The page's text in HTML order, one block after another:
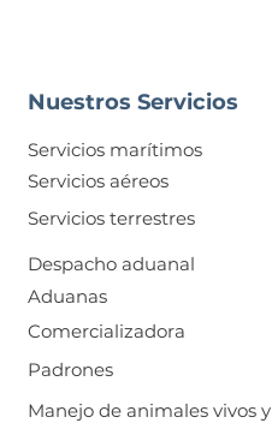
Nuestros Servicios
Servicios marítimos
Servicios aéreos
Servicios terrestres
Despacho aduanal
Aduanas
Comercializadora
Padrones
Manejo de animales vivos y